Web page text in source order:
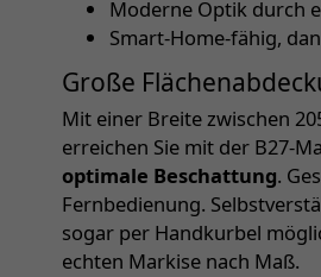
Moderne Optik durch
Smart-Home-fähig,
Große
Mit einer Breite zwischen
erreichen Sie mit der B27-
optimale Beschattung.
Fernbedienung.
sogar per Handkurbel
echten Markise nach Maß.